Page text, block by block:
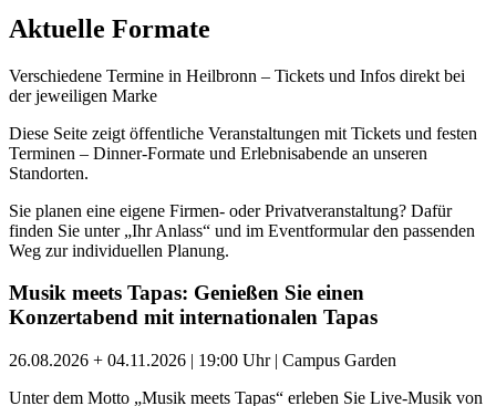
Aktuelle Formate
Verschiedene Termine in Heilbronn – Tickets und Infos direkt bei
der jeweiligen Marke
Diese Seite zeigt öffentliche Veranstaltungen mit Tickets und festen
Terminen – Dinner-Formate und Erlebnisabende an unseren
Standorten.
Sie planen eine eigene Firmen- oder Privatveranstaltung? Dafür
finden Sie unter „Ihr Anlass“ und im Eventformular den passenden
Weg zur individuellen Planung.
Musik meets Tapas: Genießen Sie einen
Konzertabend mit internationalen Tapas
26.08.2026 + 04.11.2026 | 19:00 Uhr | Campus Garden
Unter dem Motto „Musik meets Tapas“ erleben Sie Live-Musik von